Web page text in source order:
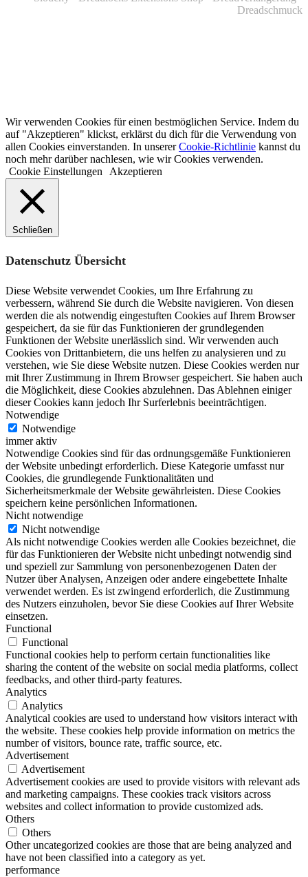
Dreadschmuck
Wir verwenden Cookies für einen bestmöglichen Service. Indem du
auf "Akzeptieren" klickst, erklärst du dich für die Verwendung von
allen Cookies einverstanden. In unsererCookie-Richtlinie kannst du
noch mehr darüber nachlesen, wie wir Cookies verwenden.
Cookie Einstellungen
Akzeptieren
Schließen
Datenschutz Übersicht
Diese Website verwendet Cookies, um Ihre Erfahrung zu
verbessern, während Sie durch die Website navigieren. Von diesen
werden die als notwendig eingestuften Cookies auf Ihrem Browser
gespeichert, da sie für das Funktionieren der grundlegenden
Funktionen der Website unerlässlich sind. Wir verwenden auch
Cookies von Drittanbietern, die uns helfen zu analysieren und zu
verstehen, wie Sie diese Website nutzen. Diese Cookies werden nur
mit Ihrer Zustimmung in Ihrem Browser gespeichert. Sie haben auch
die Möglichkeit, diese Cookies abzulehnen. Das Ablehnen einiger
dieser Cookies kann jedoch Ihr Surferlebnis beeinträchtigen.
Notwendige
Notwendige
immer aktiv
Notwendige Cookies sind für das ordnungsgemäße Funktionieren
der Website unbedingt erforderlich. Diese Kategorie umfasst nur
Cookies, die grundlegende Funktionalitäten und
Sicherheitsmerkmale der Website gewährleisten. Diese Cookies
speichern keine persönlichen Informationen.
Nicht notwendige
Nicht notwendige
Als nicht notwendige Cookies werden alle Cookies bezeichnet, die
für das Funktionieren der Website nicht unbedingt notwendig sind
und speziell zur Sammlung von personenbezogenen Daten der
Nutzer über Analysen, Anzeigen oder andere eingebettete Inhalte
verwendet werden. Es ist zwingend erforderlich, die Zustimmung
des Nutzers einzuholen, bevor Sie diese Cookies auf Ihrer Website
einsetzen.
Functional
Functional
Functional cookies help to perform certain functionalities like
sharing the content of the website on social media platforms, collect
feedbacks, and other third-party features.
Analytics
Analytics
Analytical cookies are used to understand how visitors interact with
the website. These cookies help provide information on metrics the
number of visitors, bounce rate, traffic source, etc.
Advertisement
Advertisement
Advertisement cookies are used to provide visitors with relevant ads
and marketing campaigns. These cookies track visitors across
websites and collect information to provide customized ads.
Others
Others
Other uncategorized cookies are those that are being analyzed and
have not been classified into a category as yet.
performance